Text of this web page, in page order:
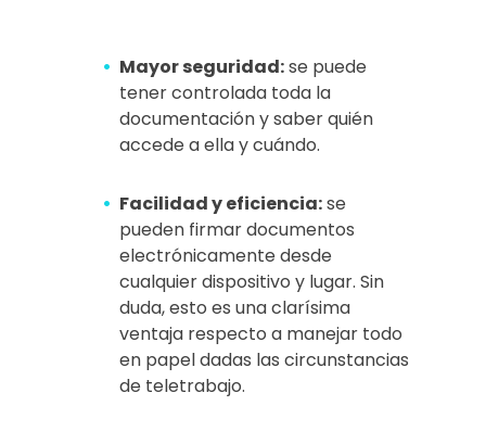
Mayor seguridad:se puede
tener controlada toda la
documentación y saber quién
accede a ella y cuándo.
Facilidad y eficiencia:se
pueden firmar documentos
electrónicamente desde
cualquier dispositivo y lugar. Sin
duda, esto es una clarísima
ventaja respecto a manejar todo
en papel dadas las circunstancias
de teletrabajo.